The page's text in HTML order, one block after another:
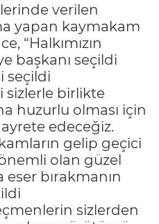
verilen
yapan kaymakam
“Halkımızın
başkanı seçildi
seçildi
sizlerle birlikte
huzurlu olması için
edeceğiz.
gelip geçici
olan güzel
bırakmanın
sizlerden